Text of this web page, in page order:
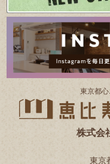
東京都
株式会
東京